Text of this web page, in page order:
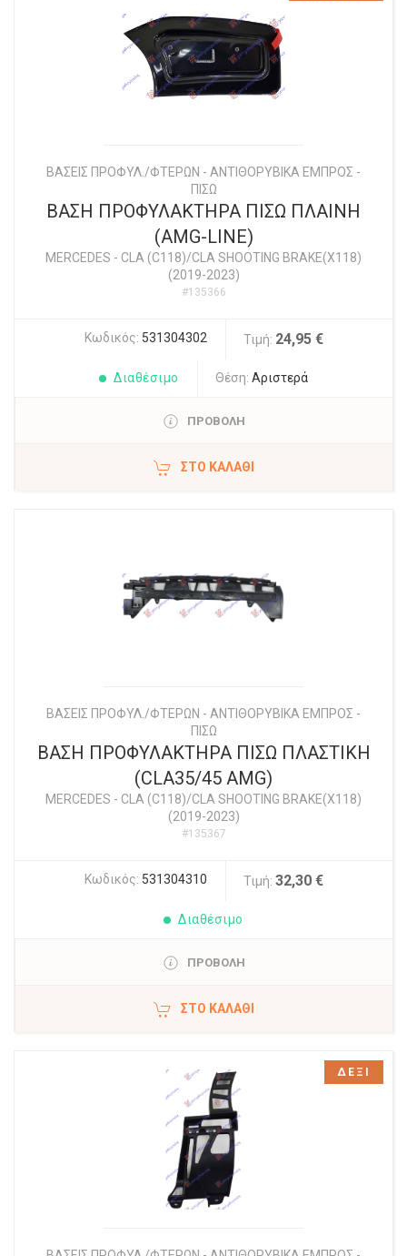
ΒΑΣΕΙΣ ΠΡΟΦΥΛ./ΦΤΕΡΩΝ - ΑΝΤΙΘΟΡΥΒΙΚΑ ΕΜΠΡΟΣ -
ΠΙΣΩ
ΒΑΣΗ ΠΡΟΦΥΛΑΚΤΗΡΑ ΠΙΣΩ ΠΛΑΙΝΗ
(AMG-LINE)
MERCEDES - CLA (C118)/CLA SHOOTING BRAKE(X118)
(2019-2023)
#135366
Κωδικός: 531304302 Τιμή: 24,95 €
Διαθέσιμο Θέση: Αριστερά
ΠΡΟΒΟΛΗ
ΣΤΟ ΚΑΛΆΘΙ
ΒΑΣΕΙΣ ΠΡΟΦΥΛ./ΦΤΕΡΩΝ - ΑΝΤΙΘΟΡΥΒΙΚΑ ΕΜΠΡΟΣ -
ΠΙΣΩ
ΒΑΣΗ ΠΡΟΦΥΛΑΚΤΗΡΑ ΠΙΣΩ ΠΛΑΣΤΙΚΗ
(CLA35/45 AMG)
MERCEDES - CLA (C118)/CLA SHOOTING BRAKE(X118)
(2019-2023)
#135367
Κωδικός: 531304310 Τιμή: 32,30 €
Διαθέσιμο
ΠΡΟΒΟΛΗ
ΣΤΟ ΚΑΛΆΘΙ
ΔΕΞΙ